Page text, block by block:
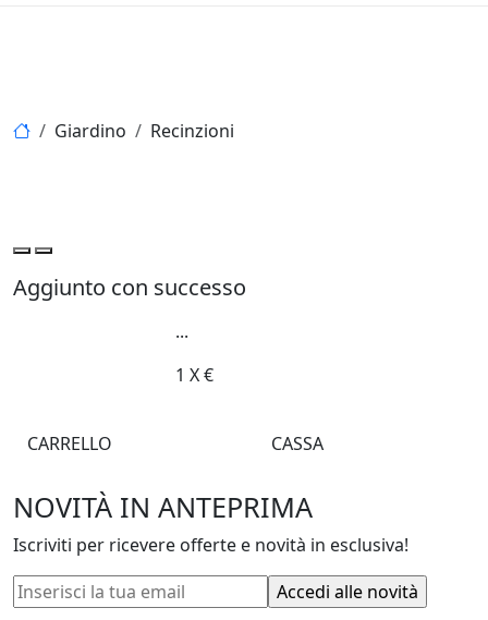
Giardino Recinzioni
Aggiunto con successo
...
1 X€
CARRELLO CASSA
NOVITÀ IN ANTEPRIMA
Iscriviti per ricevere offerte e novità in esclusiva!